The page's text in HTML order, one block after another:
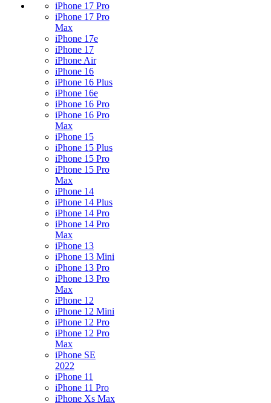
iPhone 17 Pro
iPhone 17 Pro
Max
iPhone 17e
iPhone 17
iPhone Air
iPhone 16
iPhone 16 Plus
iPhone 16e
iPhone 16 Pro
iPhone 16 Pro
Max
iPhone 15
iPhone 15 Plus
iPhone 15 Pro
iPhone 15 Pro
Max
iPhone 14
iPhone 14 Plus
iPhone 14 Pro
iPhone 14 Pro
Max
iPhone 13
iPhone 13 Mini
iPhone 13 Pro
iPhone 13 Pro
Max
iPhone 12
iPhone 12 Mini
iPhone 12 Pro
iPhone 12 Pro
Max
iPhone SE
2022
iPhone 11
iPhone 11 Pro
iPhone Xs Max